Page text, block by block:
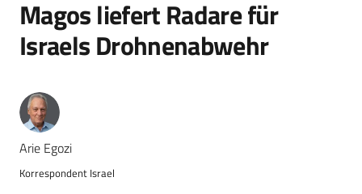
Magos liefert Radare für
Israels Drohnenabwehr
Arie Egozi
Korrespondent Israel